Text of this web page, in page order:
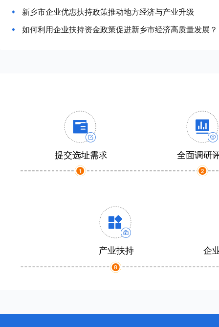
新乡市企业优惠扶持政策推动地方经济与产业升级
如何利用企业扶持资金政策促进新乡市经济高质量发展？
提交选址需求 全面调研
产业扶持 企